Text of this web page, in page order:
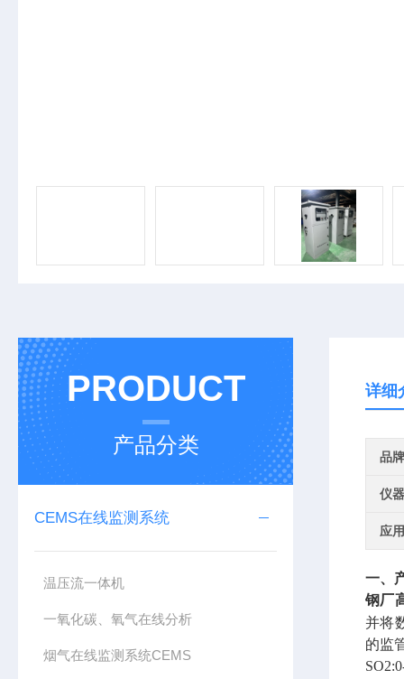
PRODUCT
产品分类
CEMS在线监测系统
温压流一体机
一氧化碳、氧气在线分析
烟气在线监测系统CEMS
详细
品牌
仪
应
一、
钢厂
并将
的监